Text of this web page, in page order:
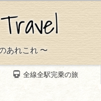
あれこれ 〜
全線全駅完乗の旅